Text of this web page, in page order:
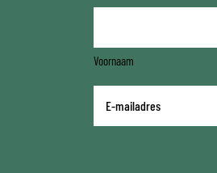
Voornaam
mailadres